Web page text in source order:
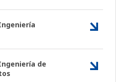
de